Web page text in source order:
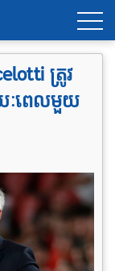
ត្រូវ
យៈពេលមួយ